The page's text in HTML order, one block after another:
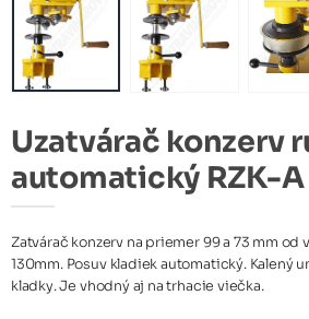
Uzatvárač konzerv
automatický RZK-A
Zatvárač konzerv na priemer 99 a 73 mm od
130mm. Posuv kladiek automatický. Kalený
kladky. Je vhodný aj na trhacie viečka.